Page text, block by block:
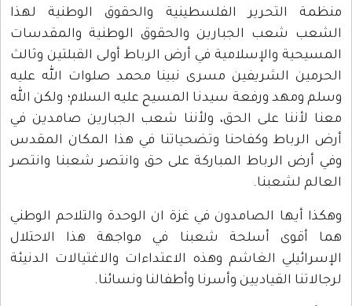
منظمة التحرير الفلسطينية والحقوق الوطنية لهذا
الشعب شعب الجبارين والحقوق الوطنية والمقدسات
المسيحية والإسلامية في أرض الرباط أولى القبلتين وثالث
الحرمين الشريفين مسرى نبينا محمد صلوات الله عليه
وسلم ومهد ورفعة سيدنا المسيح عليه السلام؛ ولكن الله
معنا لأننا على الحق، ولأننا شعب الجبارين صامدين في
أرض الرباط وكفاحنا وتضحياتنا في هذا المكان المقدس
وفي أرض الرباط المباركة على حق وانتصر شعبنا وانتصر
العالم لشعبنا.
وهكذا أيها الصامدون في غزة ان الوحدة والتلاحم الوطني
هما أقوى أسلحة شعبنا في مواجهة هذا الاحتلال
الإسرائيلي الغاشم وهذه الاعتداءات والاغتيالات الدنيئة
لرجالاتنا القياديين وأسرنا وأطفالنا ونسائنا.